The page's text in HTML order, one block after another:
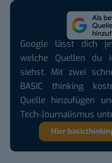
Google lässt dich
welche Quellen du
siehst. Mit zwei
BASIC thinking
Quelle hinzufügen
Tech-Journalismus
Hier